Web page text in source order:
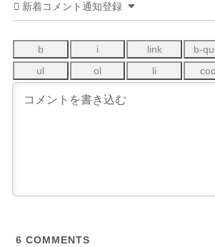
新着コメント通知登録
6 COMMENTS